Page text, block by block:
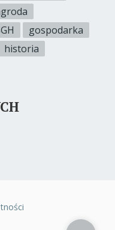
gospodarka
historia